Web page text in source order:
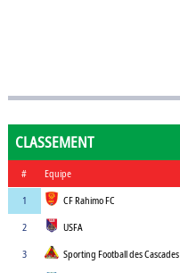
CLASSEMENT
# Equipe
1
CF Rahimo FC
2
USFA
3
Sporting Football des Cascades